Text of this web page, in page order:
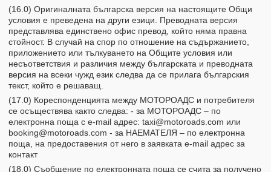
(16.0) Оригиналната българска версия на настоящите Общи
условия е преведена на други езици. Преводната версия
представлява единствено офис превод, който няма правна
стойност. В случай на спор по отношение на съдържанието,
приложението или тълкуването на Общите условия или
несъответствия и различия между българската и преводната
версия на всеки чужд език следва да се прилага българския
текст, който е решаващ.
(17.0) Кореспонденцията между МОТОРОАДС и потребителя
се осъществява както следва: - за МОТОРОАДС – по
електронна поща с e-mail адрес:taxi@motoroads.com или
booking@motoroads.com - за НАЕМАТЕЛЯ – по електронна
поща, на предоставения от него в заявката e-mail адрес за
контакт
(18.0) Съобщение по електронната поща се счита за получено